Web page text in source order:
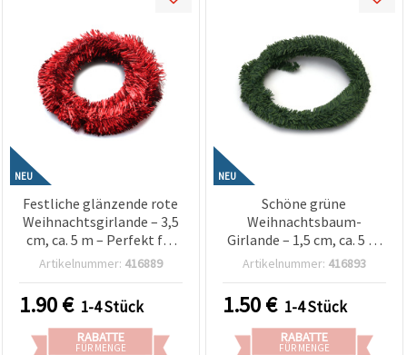
NEU
Festliche glänzende rote
Weihnachtsgirlande – 3,5
cm, ca. 5 m – Perfekt für
fröhliche
Christbaumschmuck
Bastelbedarf
Artikelnummer: 416889
1.90€ 1-4 Stück
RABATTE
FÜR MENGE
NEU
Schöne grüne
Weihnachtsbaum-
Girlande – 1,5 cm, ca. 5 m
– Perfekt für festliche
& Christbaum-Schmuck
Artikelnummer: 416893
1.50€ 1-4 Stück
RABATTE
FÜR MENGE